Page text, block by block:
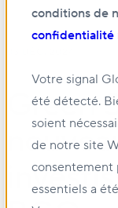
conditions de
confidentialité
Votre signal
été détecté.
soient
de notre site
consentement
essentiels a